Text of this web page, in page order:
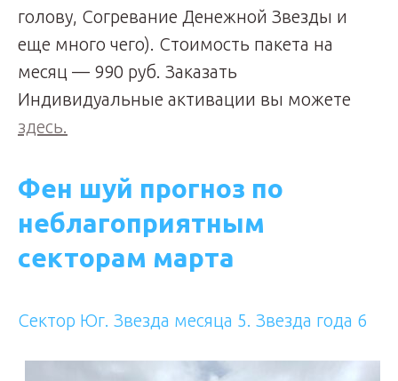
голову, Согревание Денежной Звезды и
еще много чего). Стоимость пакета на
месяц — 990 руб. Заказать
Индивидуальные активации вы можете
здесь.
Фен шуй прогноз по
неблагоприятным
секторам марта
Сектор Юг. Звезда месяца 5. Звезда года 6